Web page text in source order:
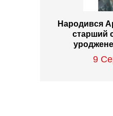
Народився
старший
9